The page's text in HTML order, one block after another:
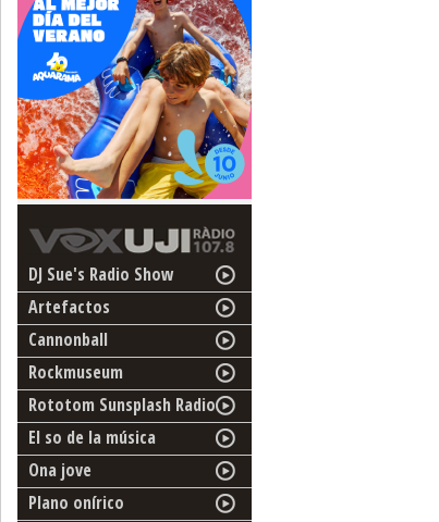
DJ Sue's Radio Show
Artefactos
Cannonball
Rockmuseum
Rototom Sunsplash Radio
El so de la música
Ona jove
Plano onírico